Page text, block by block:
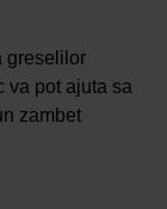
greselilor
va pot ajuta sa
zambet